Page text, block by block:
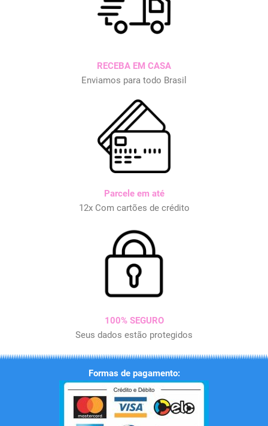
RECEBA EM CASA
Enviamos para todo Brasil
Parcele em até
12x Com cartões de crédito
100% SEGURO
Seus dados estão protegidos
Formas de pagamento: